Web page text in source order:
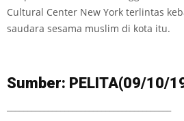
Cultural Center New York terlintas
saudara sesama muslim di kota itu.
Sumber: PELITA(09/10/